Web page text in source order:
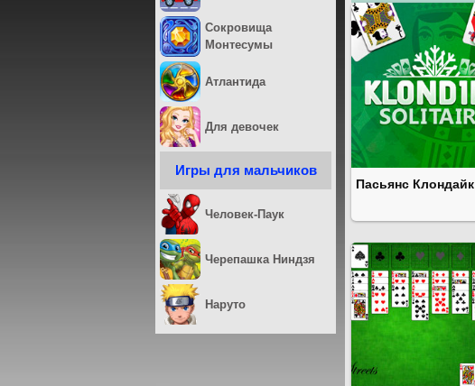
Пасьянс Клондайк
Сокровища
Монтесумы
Атлантида
Для девочек
Игры для мальчиков
Человек-Паук
Черепашка Ниндзя
Наруто